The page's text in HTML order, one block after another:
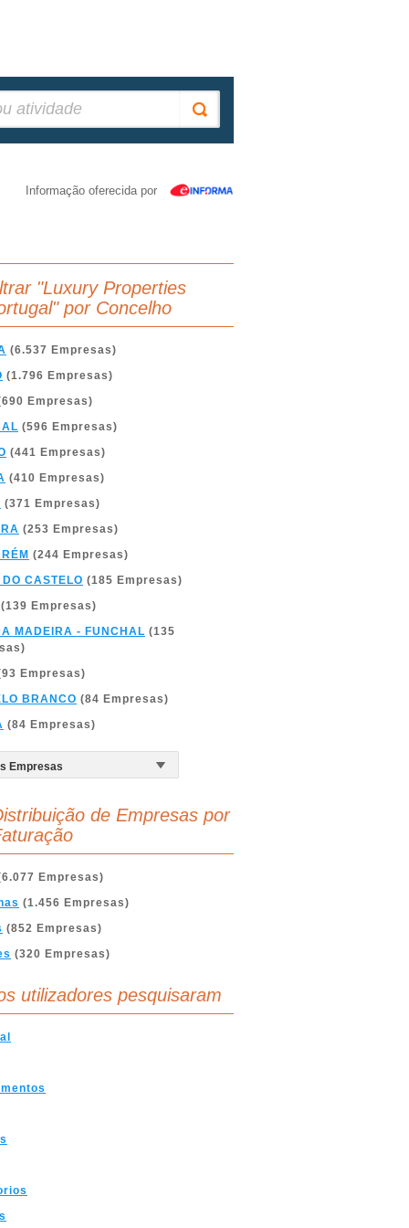
Informação oferecida por
"Luxury Properties
por Concelho
(6.537 Empresas)
(1.796 Empresas)
Empresas)
(596 Empresas)
(441 Empresas)
(410 Empresas)
(371 Empresas)
(253 Empresas)
(244 Empresas)
CASTELO (185 Empresas)
(139 Empresas)
MADEIRA - FUNCHAL (135
Empresas)
BRANCO (84 Empresas)
(84 Empresas)
de Empresas por
Empresas)
(1.456 Empresas)
(852 Empresas)
(320 Empresas)
utilizadores pesquisaram